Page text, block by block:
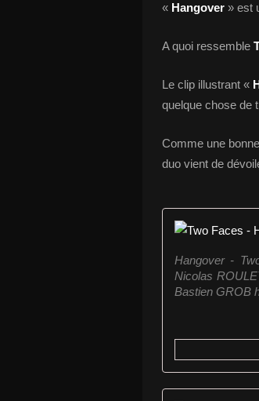
« Hangover » est
A quoi ressemble
Le clip illustrant «
quelque chose de
Comme une
duo vient de
Hangover -
Nicolas
Bastien GROB